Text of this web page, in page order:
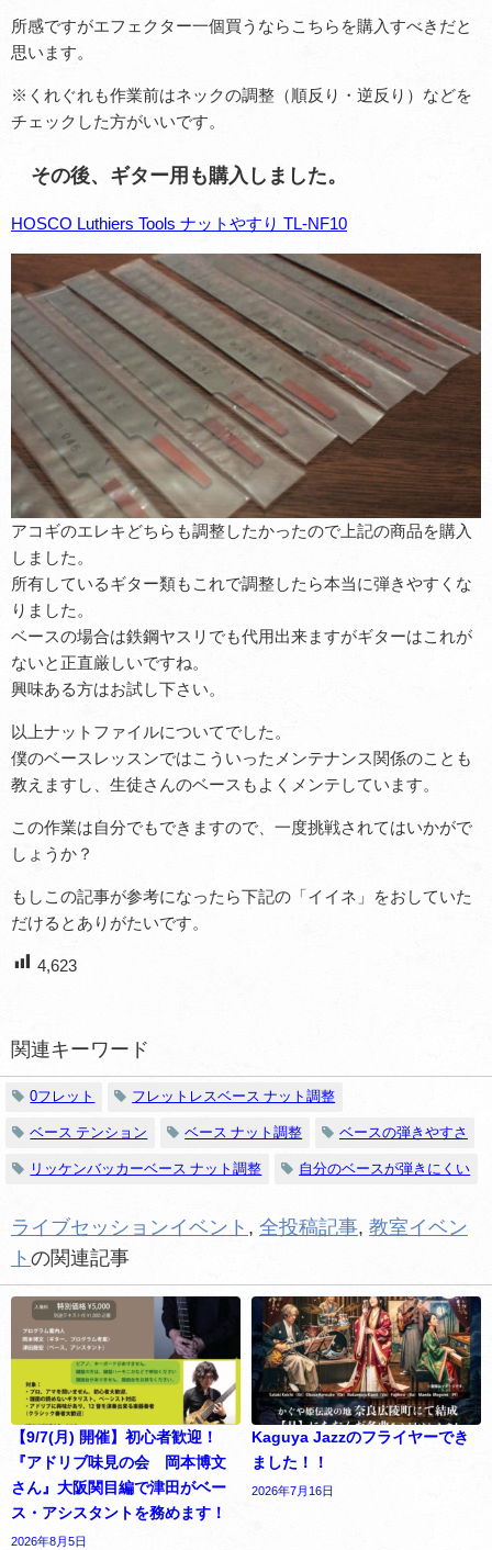
所感ですがエフェクター一個買うならこちらを購入すべきだと
思います。
※くれぐれも作業前はネックの調整（順反り・逆反り）などを
チェックした方がいいです。
その後、ギター用も購入しました。
HOSCO Luthiers Tools ナットやすり TL-NF10
アコギのエレキどちらも調整したかったので上記の商品を購入
しました。
所有しているギター類もこれで調整したら本当に弾きやすくな
りました。
ベースの場合は鉄鋼ヤスリでも代用出来ますがギターはこれが
ないと正直厳しいですね。
興味ある方はお試し下さい。
以上ナットファイルについてでした。
僕のベースレッスンではこういったメンテナンス関係のことも
教えますし、生徒さんのベースもよくメンテしています。
この作業は自分でもできますので、一度挑戦されてはいかがで
しょうか？
もしこの記事が参考になったら下記の「イイネ」をおしていた
だけるとありがたいです。
4,623
関連キーワード
0フレット フレットレスベース ナット調整
ベース テンション ベース ナット調整 ベースの弾きやすさ
リッケンバッカーベース ナット調整 自分のベースが弾きにくい
ライブセッションイベント 全投稿記事 教室イベン
ト の関連記事
【9/7(月) 開催】初心者歓迎！
『アドリブ味見の会 岡本博文
さん』大阪関目編で津田がベー
ス・アシスタントを務めます！
2026年8月5日
Kaguya Jazzのフライヤーでき
ました！！
2026年7月16日